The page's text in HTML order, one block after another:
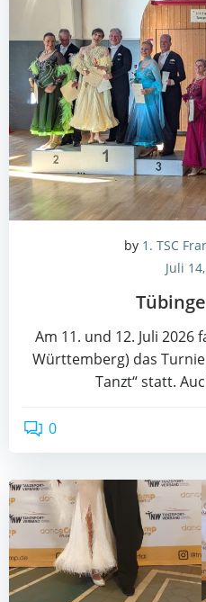
by 1. TSC
Juli
Am 11. und 12. Juli 2026
Würt­tem­berg) das
Tanzt“ statt.
0